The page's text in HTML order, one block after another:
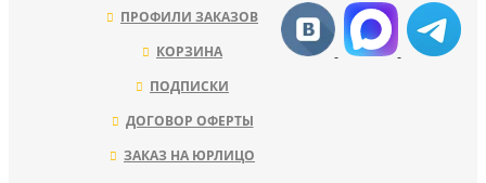
ПРОФИЛИ ЗАКАЗОВ
КОРЗИНА
ПОДПИСКИ
ДОГОВОР ОФЕРТЫ
ЗАКАЗ НА ЮРЛИЦО